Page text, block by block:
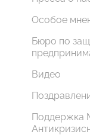
Особое
Бюро по
Видео
Поддержка